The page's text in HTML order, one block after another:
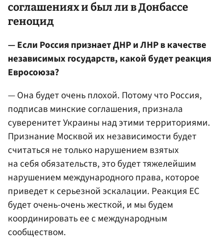
соглашениях и был ли в Донбассе
геноцид
— Если Россия признает ДНР и ЛНР в качестве
независимых государств, какой будет реакция
Евросоюза?
— Она будет очень плохой. Потому что Россия,
подписав минские соглашения, признала
суверенитет Украины над этими территориями.
Признание Москвой их независимости будет
считаться не только нарушением взятых
на себя обязательств, это будет тяжелейшим
нарушением международного права, которое
приведет к серьезной эскалации. Реакция ЕС
будет очень-очень жесткой, и мы будем
координировать ее с международным
сообществом.